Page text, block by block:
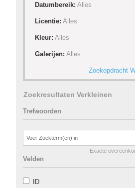
Datumbereik: Alles
Licentie: Alles
Kleur: Alles
Galerijen: Alles
Zoekopdracht
Zoekresultaten Verkleinen
Trefwoorden
Exacte
Velden
ID